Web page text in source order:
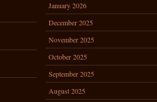
January 2026
December 2025
November 2025
October 2025
September 2025
August 2025